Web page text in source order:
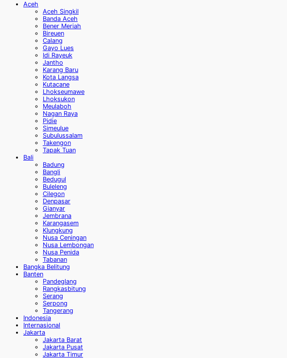
Aceh
Aceh Singkil
Banda Aceh
Bener Meriah
Bireuen
Calang
Gayo Lues
Idi Rayeuk
Jantho
Karang Baru
Kota Langsa
Kutacane
Lhokseumawe
Lhoksukon
Meulaboh
Nagan Raya
Pidie
Simeulue
Subulussalam
Takengon
Tapak Tuan
Bali
Badung
Bangli
Bedugul
Buleleng
Cilegon
Denpasar
Gianyar
Jembrana
Karangasem
Klungkung
Nusa Ceningan
Nusa Lembongan
Nusa Penida
Tabanan
Bangka Belitung
Banten
Pandeglang
Rangkasbitung
Serang
Serpong
Tangerang
Indonesia
Internasional
Jakarta
Jakarta Barat
Jakarta Pusat
Jakarta Timur